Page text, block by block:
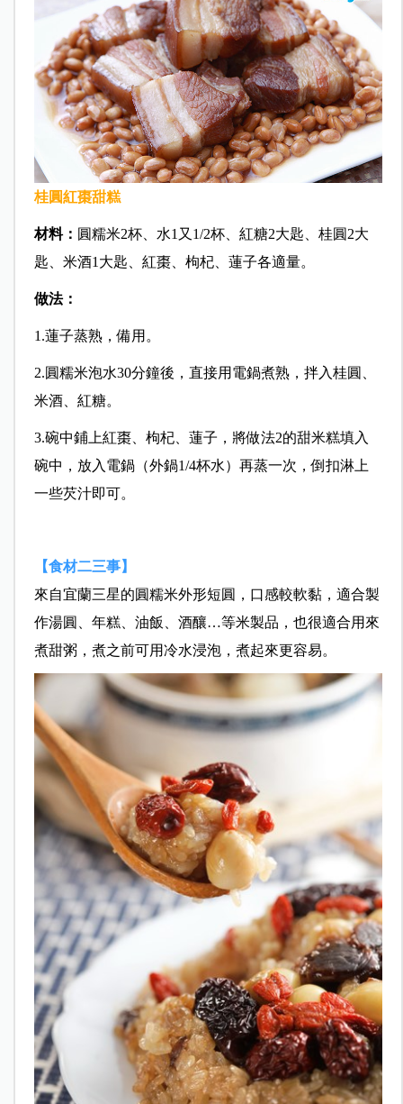
桂圓紅棗甜糕
材料： 圓糯米2杯、水1又1/2杯、紅糖2大匙、桂圓2大
匙、米酒1大匙、紅棗、枸杞、蓮子各適量。
做法：
1.蓮子蒸熟，備用。
2.圓糯米泡水30分鐘後，直接用電鍋煮熟，拌入桂圓、
米酒、紅糖。
3.碗中鋪上紅棗、枸杞、蓮子，將做法2的甜米糕填入
碗中，放入電鍋（外鍋1/4杯水）再蒸一次，倒扣淋上
一些芡汁即可。
【食材二三事】
來自宜蘭三星的圓糯米外形短圓，口感較軟黏，適合製
作湯圓、年糕、油飯、酒釀…等米製品，也很適合用來
煮甜粥，煮之前可用冷水浸泡，煮起來更容易。